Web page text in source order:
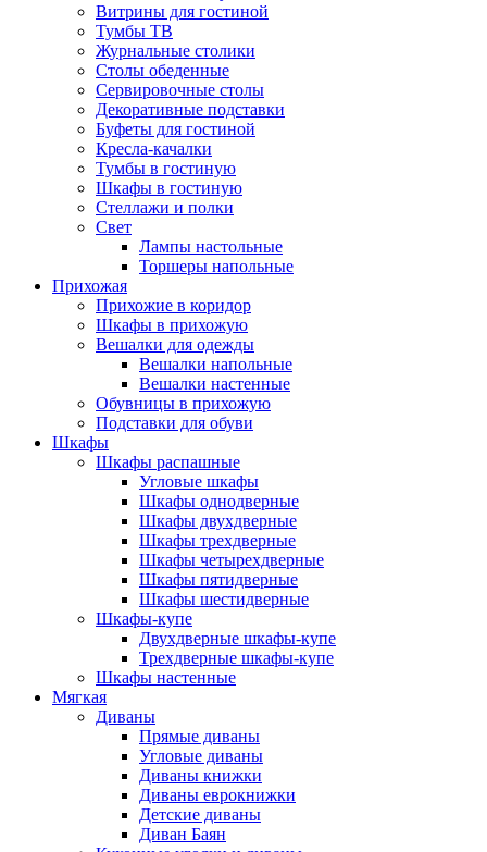
Витрины для гостиной
Тумбы ТВ
Журнальные столики
Столы обеденные
Сервировочные столы
Декоративные подставки
Буфеты для гостиной
Кресла-качалки
Тумбы в гостиную
Шкафы в гостиную
Стеллажи и полки
Свет
Лампы настольные
Торшеры напольные
Прихожая
Прихожие в коридор
Шкафы в прихожую
Вешалки для одежды
Вешалки напольные
Вешалки настенные
Обувницы в прихожую
Подставки для обуви
Шкафы
Шкафы распашные
Угловые шкафы
Шкафы однодверные
Шкафы двухдверные
Шкафы трехдверные
Шкафы четырехдверные
Шкафы пятидверные
Шкафы шестидверные
Шкафы-купе
Двухдверные шкафы-купе
Трехдверные шкафы-купе
Шкафы настенные
Мягкая
Диваны
Прямые диваны
Угловые диваны
Диваны книжки
Диваны еврокнижки
Детские диваны
Диван Баян